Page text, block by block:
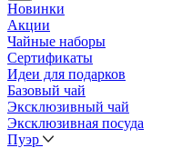
Новинки
Акции
Чайные наборы
Сертификаты
Идеи для подарков
Базовый чай
Эксклюзивный чай
Эксклюзивная посуда
Пуэр